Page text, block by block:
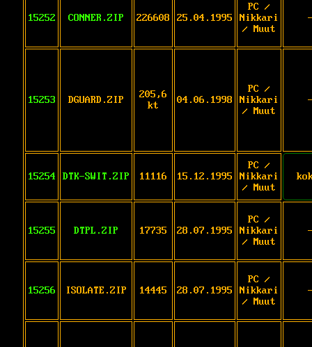
15252 CONNER.ZIP 226608 25.04.1995
PC /
Nikkari
/ Muut
15253 DGUARD.ZIP
205,6
kt
04.06.1998
PC /
Nikkari
/ Muut
15254 DTK-SWIT.ZIP 11116 15.12.1995
PC /
Nikkari
/ Muut
15255 DTPL.ZIP 17735 28.07.1995
PC /
Nikkari
/ Muut
15256 ISOLATE.ZIP 14445 28.07.1995
PC /
Nikkari
/ Muut